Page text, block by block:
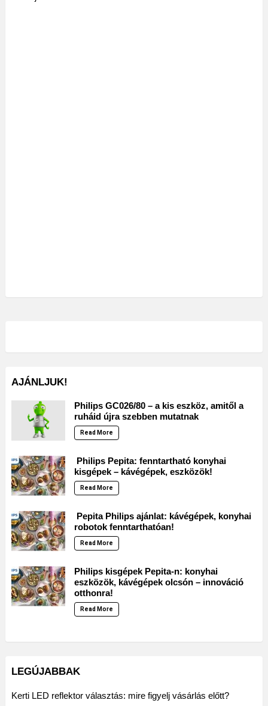
AJÁNLJUK!
Philips GC026/80 – a kis eszköz, amitől a
ruháid újra szebben mutatnak
Read More
Philips Pepita: fenntartható konyhai
kisgépek – kávégépek, eszközök!
Read More
Pepita Philips ajánlat: kávégépek, konyhai
robotok fenntarthatóan!
Read More
Philips kisgépek Pepita-n: konyhai
eszközök, kávégépek olcsón – innováció
otthonra!
Read More
LEGÚJABBAK
Kerti LED reflektor választás: mire figyelj vásárlás előtt?